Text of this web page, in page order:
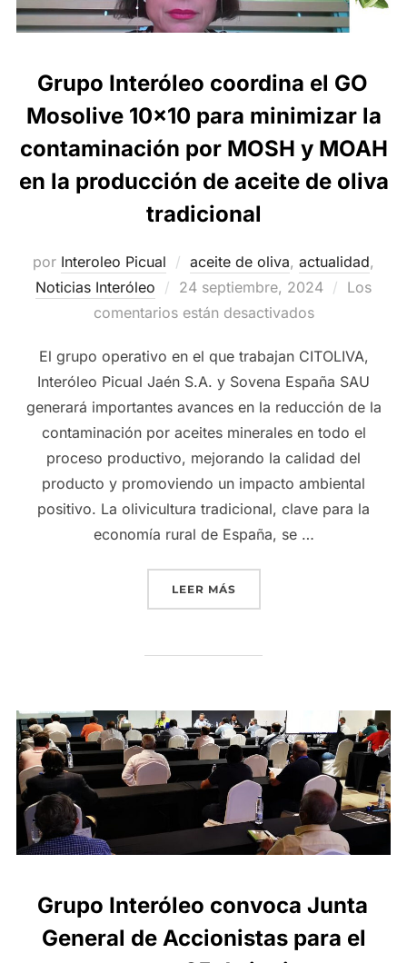
Grupo Interóleo coordina el GO
Mosolive 10×10 para minimizar la
contaminación por MOSH y MOAH
en la producción de aceite de oliva
tradicional
por Interoleo Picual aceite de oliva, actualidad,
Noticias Interóleo
Publicado
el
24 septiembre, 2024
Los
comentarios están desactivados
El grupo operativo en el que trabajan CITOLIVA,
Interóleo Picual Jaén S.A. y Sovena España SAU
generará importantes avances en la reducción de la
contaminación por aceites minerales en todo el
proceso productivo, mejorando la calidad del
producto y promoviendo un impacto ambiental
positivo. La olivicultura tradicional, clave para la
economía rural de España, se …
LEER MÁS«GRUPO INTERÓLEO
Grupo Interóleo convoca Junta
General de Accionistas para el